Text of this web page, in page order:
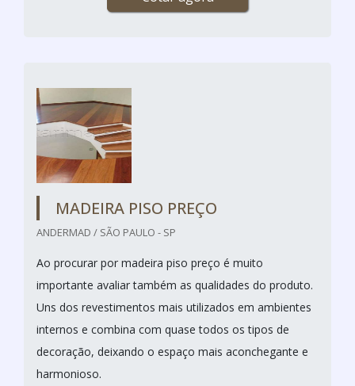
MADEIRA PISO PREÇO
ANDERMAD / SÃO PAULO - SP
Ao procurar por madeira piso preço é muito
importante avaliar também as qualidades do produto.
Uns dos revestimentos mais utilizados em ambientes
internos e combina com quase todos os tipos de
decoração, deixando o espaço mais aconchegante e
harmonioso.